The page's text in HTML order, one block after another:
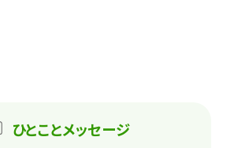
ひとことメッセージ